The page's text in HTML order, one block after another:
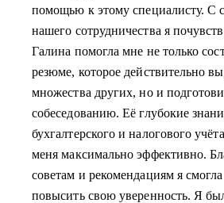
помощью к этому специалисту. С
нашего сотрудничества я
Галина помогла мне не только
резюме, которое действительно
множества других, но и
собеседованию. Её глубокие
бухгалтерского и налогового
меня максимально эффективно.
советам и рекомендациям я
повысить свою уверенность. Я